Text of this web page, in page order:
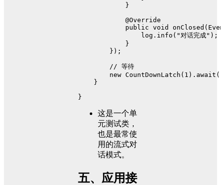
            }
@Override
public void onClosed
                log.info(
"对话完成" );
            }
        });
// 等待
new CountDownLatch ( 1
    }
}
这是一个单
元测试类，
也是最常使
用的流式对
话模式。
五、应用接